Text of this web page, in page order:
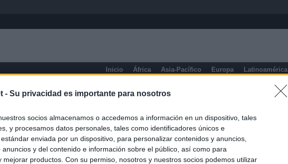
- Su privacidad es importante para nosotros
socios almacenamos o accedemos a información en un dispositivo, tales
y procesamos datos personales, tales como identificadores únicos e
enviada por un dispositivo, para personalizar contenidos y anuncios,
anuncios y del contenido e información sobre el público, así como para
mejorar productos. Con su permiso, nosotros y nuestros socios podemos utilizar
Inicio África Asia-Pacífico Europa Latinoamérica
Columbia Británica